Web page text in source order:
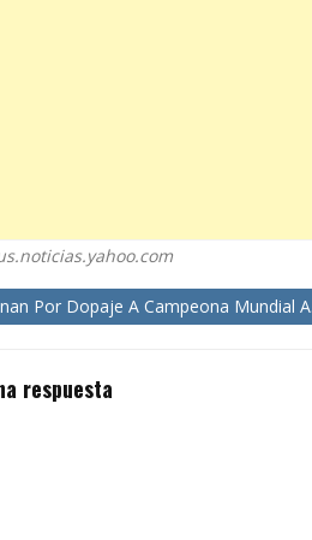
Por Dopaje A Campeona Mundial Abakúmova
respuesta